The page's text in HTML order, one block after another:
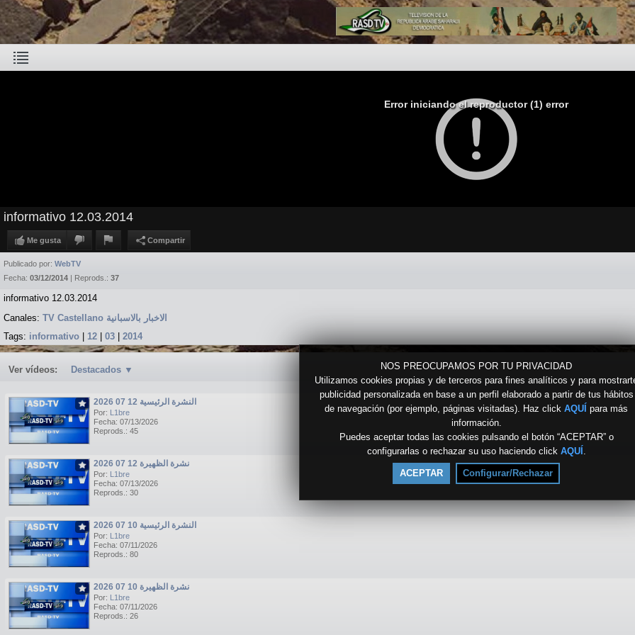
NOS PREOCUPAMOS POR TU PRIVACIDAD
Utilizamos cookies propias y de terceros para fines analíticos y para
publicidad personalizada en base a un perfil elaborado a partir de tus hábitos
de navegación (por ejemplo, páginas visitadas). Haz click AQUÍ para más
información.
Puedes aceptar todas las cookies pulsando el botón “ACEPTAR” o
configurarlas o rechazar su uso haciendo click AQUÍ .
ACEPTAR Configurar/Rechazar
Error iniciando el reproductor (1) error
informativo 12.03.2014
Me gusta Compartir
Publicado por: WebTV
Fecha: 03/12/2014 | Reprods.: 37
informativo 12.03.2014
Canales:
TV Castellano الاخبار بالاسبانية
Tags: informativo 12 03 2014
Ver vídeos: Destacados ▼
النشرة الرئيسية 12 07 2026
Por: L1bre
Fecha: 07/13/2026
Reprods.: 45
نشرة الظهيرة 12 07 2026
Por: L1bre
Fecha: 07/13/2026
Reprods.: 30
النشرة الرئيسية 10 07 2026
Por: L1bre
Fecha: 07/11/2026
Reprods.: 80
نشرة الظهيرة 10 07 2026
Por: L1bre
Fecha: 07/11/2026
Reprods.: 26